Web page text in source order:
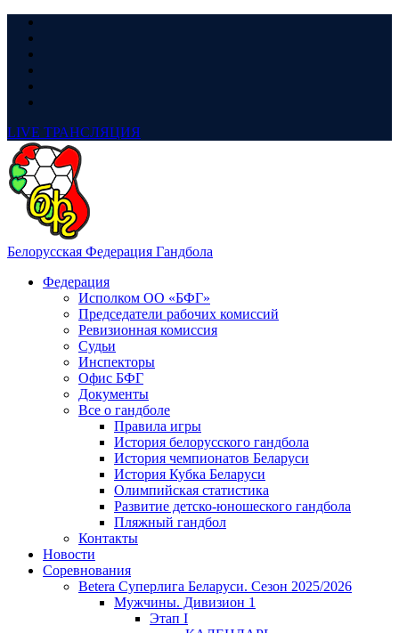
LIVE ТРАНСЛЯЦИЯ
Белорусская Федерация Гандбола
Федерация
Исполком ОО «БФГ»
Председатели рабочих комиссий
Ревизионная комиссия
Судьи
Инспекторы
Офис БФГ
Документы
Все о гандболе
Правила игры
История белорусского гандбола
История чемпионатов Беларуси
История Кубка Беларуси
Олимпийская статистика
Развитие детско-юношеского гандбола
Пляжный гандбол
Контакты
Новости
Соревнования
Betera Суперлига Беларуси. Сезон 2025/2026
Мужчины. Дивизион 1
Этап I